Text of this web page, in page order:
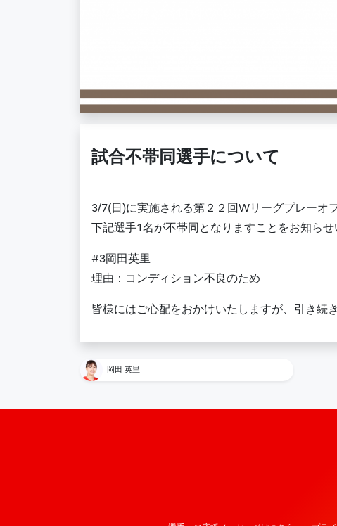
試合不帯同選手について
3/7(日)に実施される第２２回Wリーグプレーオ
下記選手1名が不帯同となりますことをお知らせ
#3岡田英里
理由：コンディション不良のため
皆様にはご心配をおかけいたしますが、引き続
岡田 英里